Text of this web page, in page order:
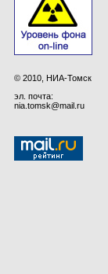
© 2010, НИА-Томск
эл. почта:
nia.tomsk@mail.ru